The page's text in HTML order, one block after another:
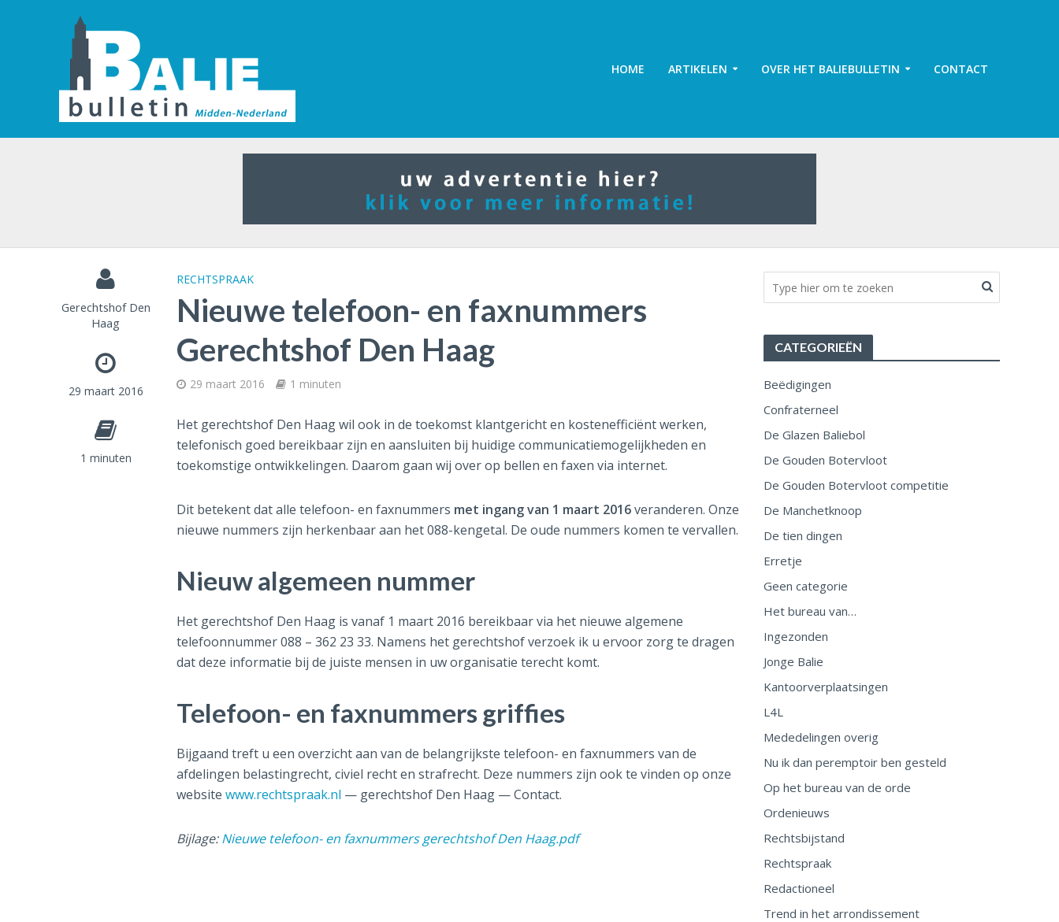
HOME ARTIKELEN OVER HET BALIEBULLETIN CONTACT
Gerechtshof Den
Haag
29 maart 2016
1 minuten
RECHTSPRAAK
Nieuwe telefoon- en faxnummers
Gerechtshof Den Haag
29 maart 2016 1 minuten
Het gerechtshof Den Haag wil ook in de toekomst klantgericht en kostenefficiënt werken,
telefonisch goed bereikbaar zijn en aansluiten bij huidige communicatiemogelijkheden en
toekomstige ontwikkelingen. Daarom gaan wij over op bellen en faxen via internet.
Dit betekent dat alle telefoon- en faxnummers met ingang van 1 maart 2016veranderen. Onze
nieuwe nummers zijn herkenbaar aan het 088-kengetal. De oude nummers komen te vervallen.
Nieuw algemeen nummer
Het gerechtshof Den Haag is vanaf 1 maart 2016 bereikbaar via het nieuwe algemene
telefoonnummer 088 – 362 23 33. Namens het gerechtshof verzoek ik u ervoor zorg te dragen
dat deze informatie bij de juiste mensen in uw organisatie terecht komt.
Telefoon- en faxnummers griffies
Bijgaand treft u een overzicht aan van de belangrijkste telefoon- en faxnummers van de
afdelingen belastingrecht, civiel recht en strafrecht. Deze nummers zijn ook te vinden op onze
website www.rechtspraak.nl — gerechtshof Den Haag — Contact.
Bijlage:Nieuwe telefoon- en faxnummers gerechtshof Den Haag.pdf
CATEGORIEËN
Beëdigingen
Confraterneel
De Glazen Baliebol
De Gouden Botervloot
De Gouden Botervloot competitie
De Manchetknoop
De tien dingen
Erretje
Geen categorie
Het bureau van…
Ingezonden
Jonge Balie
Kantoorverplaatsingen
L4L
Mededelingen overig
Nu ik dan peremptoir ben gesteld
Op het bureau van de orde
Ordenieuws
Rechtsbijstand
Rechtspraak
Redactioneel
Trend in het arrondissement